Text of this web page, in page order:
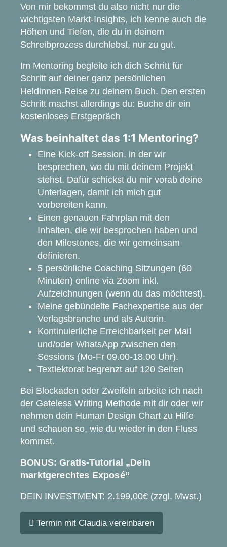
Von mir bekommst du also nicht nur die
wichtigsten Markt-Insights, ich kenne auch die
Höhen und Tiefen, die du in deinem
Schreibprozess durchlebst, nur zu gut.
Im Mentoring begleite ich dich Schritt für
Schritt auf deiner ganz persönlichen
Heldinnen-Reise zu deinem Buch. Den ersten
Schritt machst allerdings du: Buche dir ein
kostenloses Erstgepräch
Was beinhaltet das 1:1 Mentoring?
Eine Kick-off Session, in der wir
besprechen, wo du mit deinem Projekt
stehst. Dafür schickst du mir vorab deine
Unterlagen, damit ich mich gut
vorbereiten kann.
Einen genauen Fahrplan mit den
Inhalten, die wir besprochen haben und
den Milestones, die wir gemeinsam
definieren.
5 persönliche Coaching Sitzungen (60
Minuten) online via Zoom inkl.
Aufzeichnungen (wenn du das möchtest).
Meine gebündelte Fachexpertise aus der
Verlagsbranche und als Autorin.
Kontinuierliche Erreichbarkeit per Mail
und/oder WhatsApp zwischen den
Sessions (Mo-Fr 09.00-18.00 Uhr).
Textlektorat begrenzt auf 120 Seiten
Bei Blockaden oder Zweifeln arbeite ich nach
der Gateless Writing Methode mit dir oder wir
nehmen dein Human Design Chart zu Hilfe
und schauen so, wie du wieder in den Fluss
kommst.
BONUS: Gratis-Tutorial „Dein
marktgerechtes Exposé“
DEIN INVESTMENT: 2.199,00€ (zzgl. Mwst.)
Termin mit Claudia vereinbaren